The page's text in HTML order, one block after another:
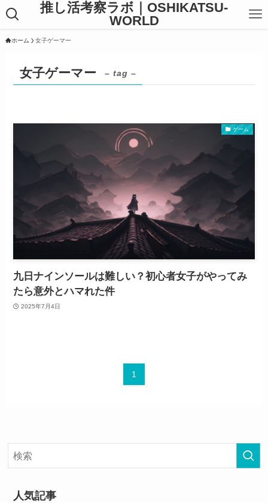
推し活考察ラボ｜OSHIKATSU-
WORLD
ホーム 女子ゲーマー
女子ゲーマー – tag –
ゲーム
九日ナインソールは難しい？初心者女子がやってみ
たら意外とハマれた件
2025年7月4日
1
人気記事